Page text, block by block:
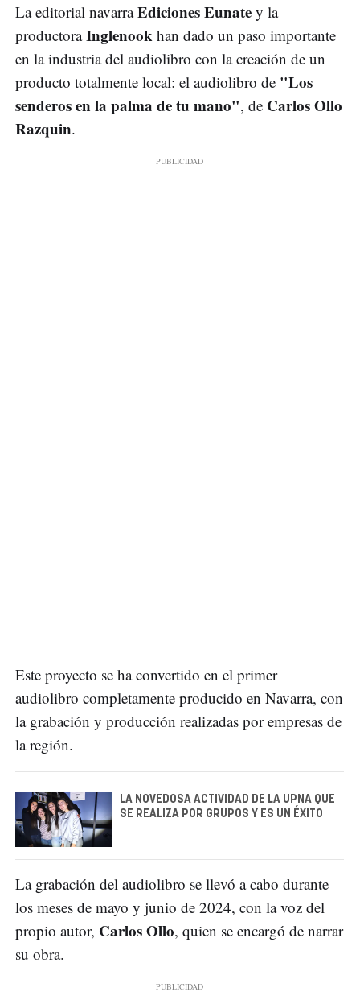
La editorial navarraEdiciones Eunate y la
productoraInglenook han dado un paso importante
en la industria del audiolibro con la creación de un
producto totalmente local: el audiolibro de "Los
senderos en la palma de tu mano", de Carlos Ollo
Razquin.
Este proyecto se ha convertido en el primer
audiolibro completamente producido en Navarra, con
la grabación y producción realizadas por empresas de
la región.
LA NOVEDOSA ACTIVIDAD DE LA UPNA QUE
SE REALIZA POR GRUPOS Y ES UN ÉXITO
La grabación del audiolibro se llevó a cabo durante
los meses de mayo y junio de 2024, con la voz del
propio autor, Carlos Ollo, quien se encargó de narrar
su obra.